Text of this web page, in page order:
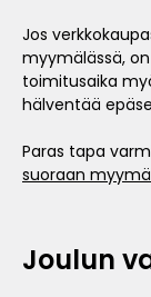
Jos
myymälässä,
toimitusaika
hälventää
Paras tapa
suoraan
Joulun